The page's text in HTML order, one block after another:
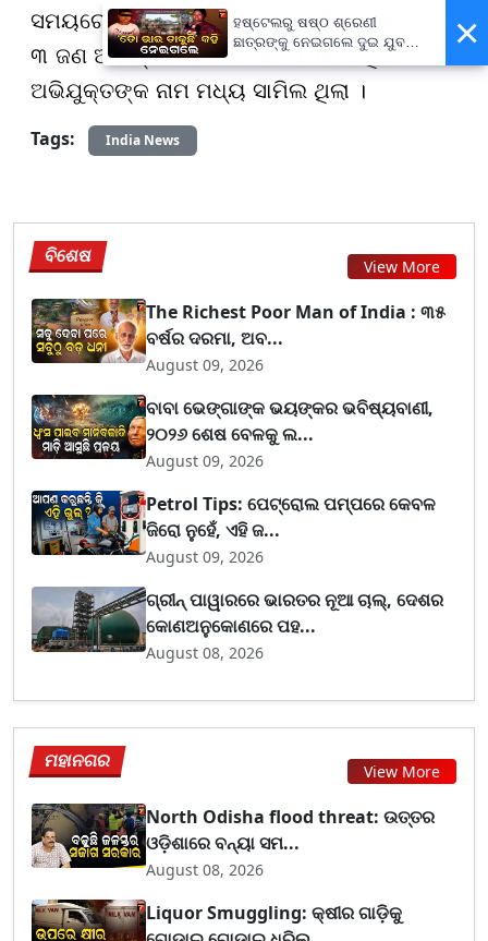
ସମୟରେ ସୁରକ୍ଷା ବାହିନୀ ଦ୍ୱାରା ନିହତ ହୋଇଥିବା
୩ ଜଣ ଆତଙ୍କବାଦୀ ଏବଂ ଗିରଫ ହୋଇଥିବା ୨ ଜଣ
ଅଭିଯୁକ୍ତଙ୍କ ନାମ ମଧ୍ୟ ସାମିଲ ଥିଲା ।
Tags:
India News
ବିଶେଷ View More
The Richest Poor Man of India : ୩୫
ବର୍ଷର ଦରମା, ଅବ...
August 09, 2026
ବାବା ଭେଙ୍ଗାଙ୍କ ଭୟଙ୍କର ଭବିଷ୍ୟବାଣୀ,
୨୦୨୬ ଶେଷ ବେଳକୁ ଲ...
August 09, 2026
Petrol Tips: ପେଟ୍ରୋଲ ପମ୍ପରେ କେବଳ
ଜିରୋ ନୁହେଁ, ଏହି ଜ...
August 09, 2026
ଗ୍ରୀନ୍ ପାୱାରରେ ଭାରତର ନୂଆ ଚାଲ୍, ଦେଶର
କୋଣଅନୁକୋଣରେ ପହ...
August 08, 2026
ମହାନଗର View More
North Odisha flood threat: ଉତ୍ତର
ଓଡ଼ିଶାରେ ବନ୍ୟା ସମ...
August 08, 2026
Liquor Smuggling: କ୍ଷୀର ଗାଡ଼ିକୁ
×
ହଷ୍ଟେଲରୁ ଷଷ୍ଠ ଶ୍ରେଣୀ
ଛାତ୍ରଙ୍କୁ ନେଇଗଲେ ଦୁଇ ଯୁବକ,
ପୁଅକୁ ଖୋଜି ଆଣିବାକୁ ମାଆଙ୍କ
ନିବେଦନ